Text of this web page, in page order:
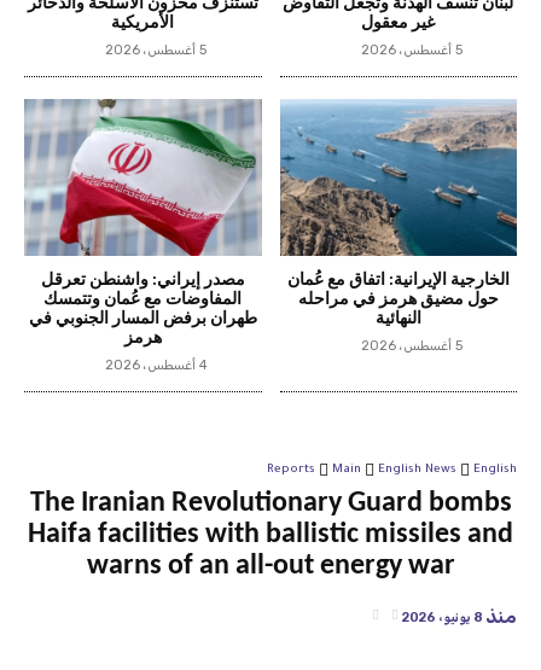
لبنان تنسف الهدنة وتجعل التفاوض
غير معقول
5 أغسطس، 2026
تستنزف مخزون الأسلحة والذخائر
الأمريكية
5 أغسطس، 2026
الخارجية الإيرانية: اتفاق مع عُمان
حول مضيق هرمز في مراحله
النهائية
5 أغسطس، 2026
مصدر إيراني: واشنطن تعرقل
المفاوضات مع عُمان وتتمسك
طهران برفض المسار الجنوبي في
هرمز
4 أغسطس، 2026